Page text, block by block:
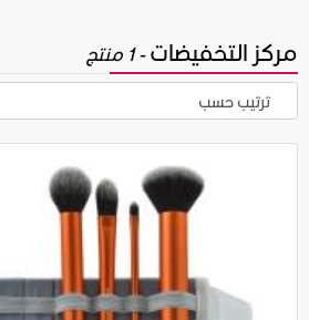
مركز التخفيضات- 1 منتج